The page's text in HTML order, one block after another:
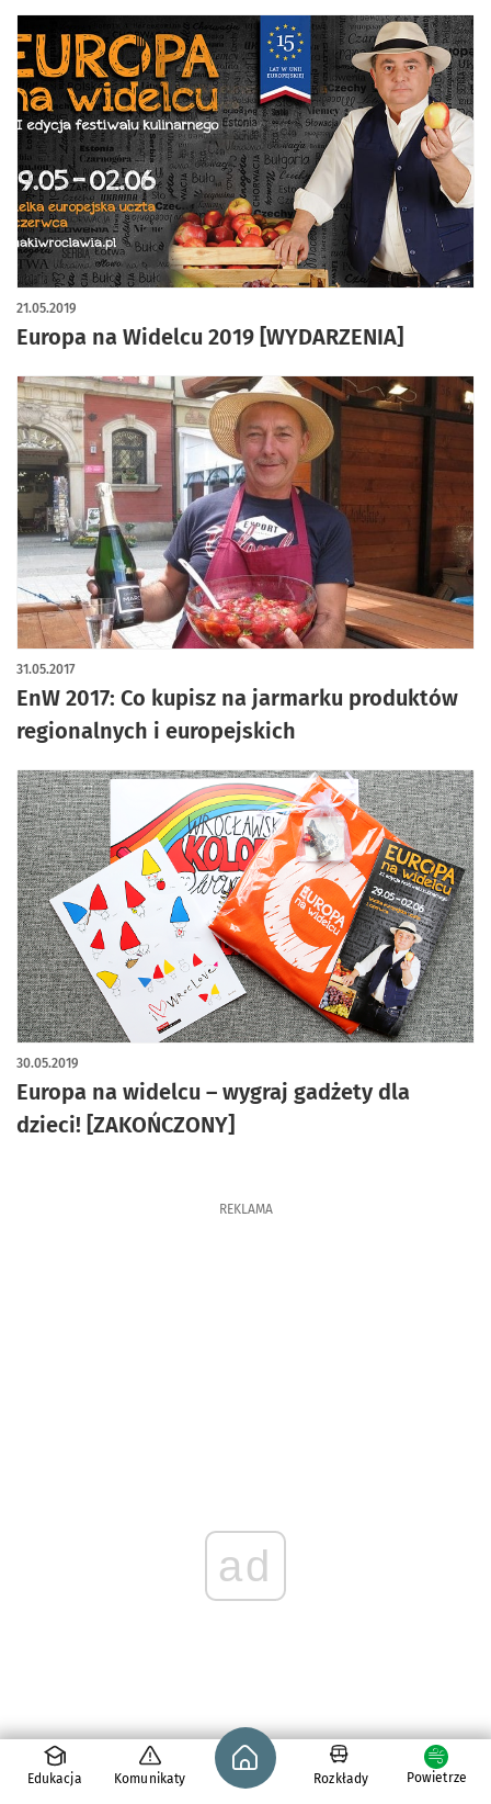
Europa na Widelcu 2019 [WYDARZENIA]
21.05.2019
EnW 2017: Co kupisz na jarmarku produktów
regionalnych i europejskich
31.05.2017
Europa na widelcu – wygraj gadżety dla
dzieci! [ZAKOŃCZONY]
30.05.2019
REKLAMA
ad
Edukacja Komunikaty
Strona główna - wroclaw.pl
Rozkłady Powietrze